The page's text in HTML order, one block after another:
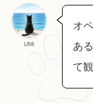
UMi
オ
あ
て